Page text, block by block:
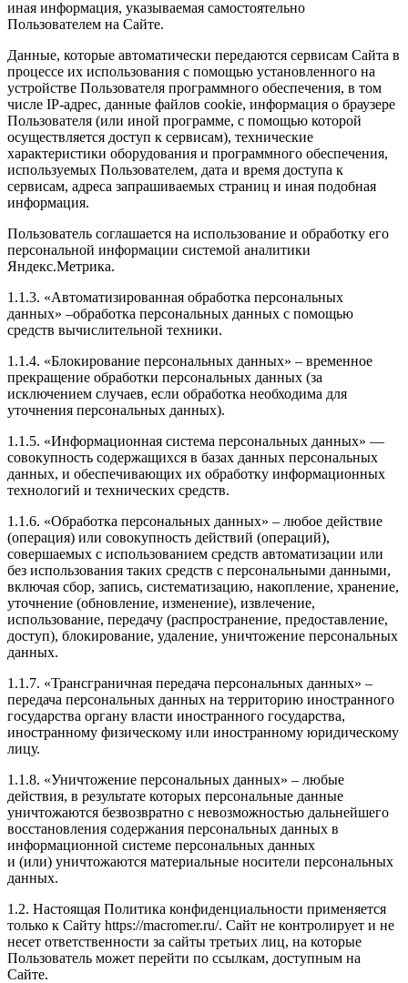
иная информация, указываемая самостоятельно
Пользователем на Сайте.
Данные, которые автоматически передаются сервисам Сайта в
процессе их использования с помощью установленного на
устройстве Пользователя программного обеспечения, в том
числе IP-адрес, данные файлов cookie, информация о браузере
Пользователя (или иной программе, с помощью которой
осуществляется доступ к сервисам), технические
характеристики оборудования и программного обеспечения,
используемых Пользователем, дата и время доступа к
сервисам, адреса запрашиваемых страниц и иная подобная
информация.
Пользователь соглашается на использование и обработку его
персональной информации системой аналитики
Яндекс.Метрика.
1.1.3. «Автоматизированная обработка персональных
данных» –обработка персональных данных с помощью
средств вычислительной техники.
1.1.4. «Блокирование персональных данных» – временное
прекращение обработки персональных данных (за
исключением случаев, если обработка необходима для
уточнения персональных данных).
1.1.5. «Информационная система персональных данных» —
совокупность содержащихся в базах данных персональных
данных, и обеспечивающих их обработку информационных
технологий и технических средств.
1.1.6. «Обработка персональных данных» – любое действие
(операция) или совокупность действий (операций),
совершаемых с использованием средств автоматизации или
без использования таких средств с персональными данными,
включая сбор, запись, систематизацию, накопление, хранение,
уточнение (обновление, изменение), извлечение,
использование, передачу (распространение, предоставление,
доступ), блокирование, удаление, уничтожение персональных
данных.
1.1.7. «Трансграничная передача персональных данных» –
передача персональных данных на территорию иностранного
государства органу власти иностранного государства,
иностранному физическому или иностранному юридическому
лицу.
1.1.8. «Уничтожение персональных данных» – любые
действия, в результате которых персональные данные
уничтожаются безвозвратно с невозможностью дальнейшего
восстановления содержания персональных данных в
информационной системе персональных данных
и (или) уничтожаются материальные носители персональных
данных.
1.2. Настоящая Политика конфиденциальности применяется
только к Сайту https://macromer.ru/. Сайт не контролирует и не
несет ответственности за сайты третьих лиц, на которые
Пользователь может перейти по ссылкам, доступным на
Сайте.